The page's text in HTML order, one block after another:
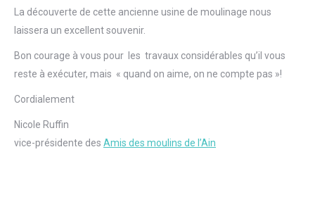
La découverte de cette ancienne usine de moulinage nous
laissera un excellent souvenir.
Bon courage à vous pour les travaux considérables qu’il vous
reste à exécuter, mais « quand on aime, on ne compte pas »!
Cordialement
Nicole Ruffin
vice-présidente des Amis des moulins de l’Ain